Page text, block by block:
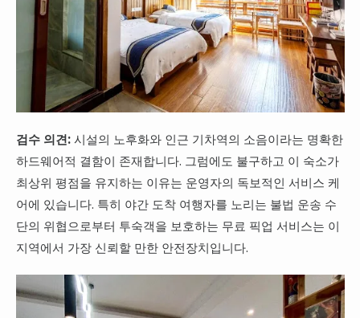
검수 의견:시설의 노후화와 인근 기차역의 소음이라는 명확한
하드웨어적 결함이 존재합니다. 그럼에도 불구하고 이 숙소가
최상위 평점을 유지하는 이유는 운영자의 독보적인 서비스 케
어에 있습니다. 특히 야간 도착 여행자를 노리는 불법 운송 수
단의 위협으로부터 투숙객을 보호하는 무료 픽업 서비스는 이
지역에서 가장 신뢰할 만한 안전장치입니다.